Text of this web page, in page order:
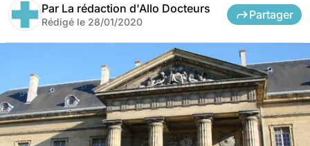
Par La rédaction d'Allo Docteurs
Rédigé le 28/01/2020
Partager